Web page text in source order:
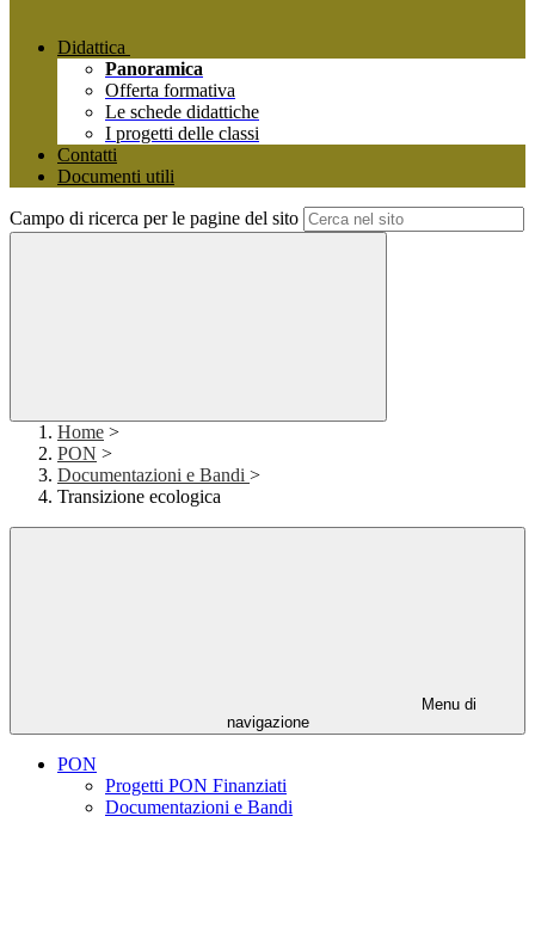
Didattica
Panoramica
Offerta formativa
Le schede didattiche
I progetti delle classi
Contatti
Documenti utili
Campo di ricerca per le pagine del sito
Home >
PON >
Documentazioni e Bandi >
Transizione ecologica
Menu di
navigazione
PON
Progetti PON Finanziati
Documentazioni e Bandi